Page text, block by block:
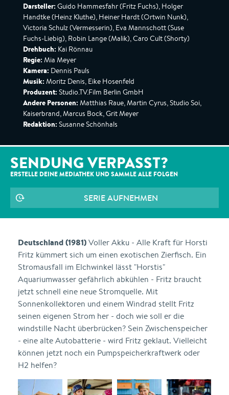
Darsteller: Guido Hammesfahr (Fritz Fuchs), Holger
Handtke (Heinz Kluthe), Heiner Hardt (Ortwin Nunk),
Victoria Schulz (Vermesserin), Eva Mannschott (Suse
Fuchs-Liebig), Robin Lange (Malik), Caro Cult (Shorty)
Drehbuch: Kai Rönnau
Regie: Mia Meyer
Kamera: Dennis Pauls
Musik: Moritz Denis, Eike Hosenfeld
Produzent: Studio.TV.Film Berlin GmbH
Andere Personen: Matthias Raue, Martin Cyrus, Studio Soi,
Kaiserbrand, Marcus Bock, Grit Meyer
Redaktion: Susanne Schönhals
SENDUNG VERPASST?
ERSTELLE DEINE MEDIATHEK UND SAMMLE ALLE FOLGEN
SERIE AUFNEHMEN
Deutschland (1981)Voller Akku - Alle Kraft für Horsti
Fritz kümmert sich um einen exotischen Zierfisch. Ein
Stromausfall im Elchwinkel lässt "Horstis"
Aquariumwasser gefährlich abkühlen - Fritz braucht
jetzt schnell eine neue Stromquelle. Mit
Sonnenkollektoren und einem Windrad stellt Fritz
seinen eigenen Strom her - doch wie soll er die
windstille Nacht überbrücken? Sein Zwischenspeicher
- eine alte Autobatterie - wird Fritz geklaut. Vielleicht
können jetzt noch ein Pumpspeicherkraftwerk oder
H2 helfen?